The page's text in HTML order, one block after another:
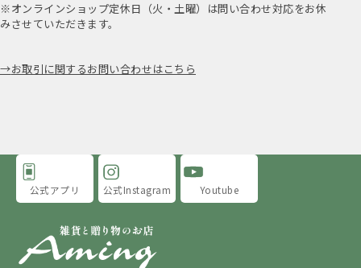
※オンラインショップ定休日（火・土曜）は問い合わせ対応をお休
みさせていただきます。
お取引に関するお問い合わせはこちら
公式アプリ 公式Instagram Youtube